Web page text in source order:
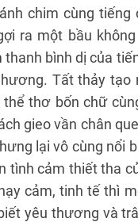
chim cùng tiếng
ra một bầu
bình dị của
Tất thảy tạo
thơ bốn chữ
gieo vần chân
lại vô cùng nổi
tình cảm thiết tha
cảm, tinh tế thì
yêu thương và